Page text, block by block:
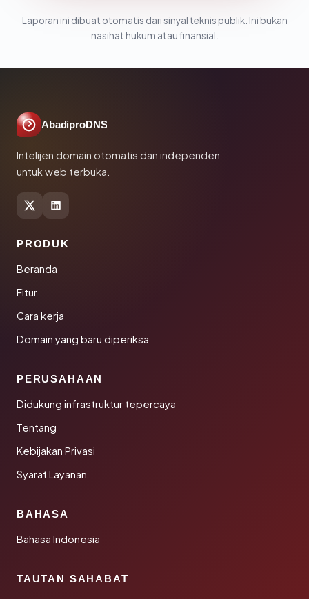
Laporan ini dibuat otomatis dari sinyal teknis publik. Ini bukan
nasihat hukum atau finansial.
AbadiproDNS
Intelijen domain otomatis dan independen
untuk web terbuka.
PRODUK
Beranda
Fitur
Cara kerja
Domain yang baru diperiksa
PERUSAHAAN
Didukung infrastruktur tepercaya
Tentang
Kebijakan Privasi
Syarat Layanan
BAHASA
Bahasa Indonesia
TAUTAN SAHABAT